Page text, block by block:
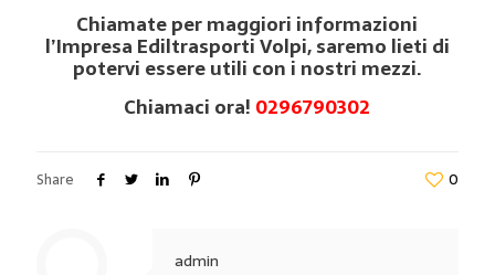
Chiamate per maggiori informazioni
l’Impresa Ediltrasporti Volpi, saremo lieti di
potervi essere utili con i nostri mezzi.
Chiamaci ora! 0296790302
Share 0
admin